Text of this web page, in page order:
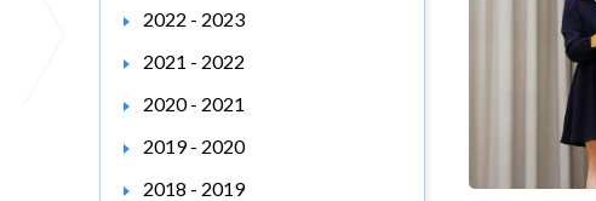
2022 - 2023
2021 - 2022
2020 - 2021
2019 - 2020
2018 - 2019